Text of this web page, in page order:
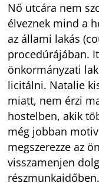
Nő utcára nem
élveznek mind a
az állami lakás
procedúrájában.
önkormányzati
licitálni. Natalie
miatt, nem érzi
hostelben, akik
még jobban
megszerezze az
visszamenjen
részmunkaidőben.